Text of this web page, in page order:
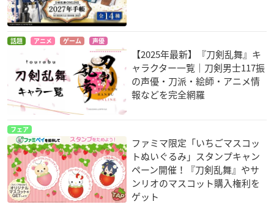
話題 アニメ ゲーム 声優
【2025年最新】『刀剣乱舞』キ
ャラクター一覧｜刀剣男士117振
の声優・刀派・絵師・アニメ情
報などを完全網羅
フェア
ファミマ限定「いちごマスコッ
トぬいぐるみ」スタンプキャン
ペーン開催！『刀剣乱舞』やサ
ンリオのマスコット購入権利を
ゲット